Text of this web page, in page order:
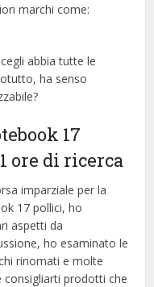
marchi come:
abbia tutte le
ha senso
17
ore di ricerca
imparziale per la
17 pollici, ​​ho
aspetti da
ho esaminato le
rinomati e molte
prodotti che